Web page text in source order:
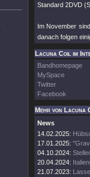
Standard 2DVD
Im November sind
danach folgen
Lacuna Coil im
Bandhomepage
MySpace
Twitter
Facebook
Mehr von Lacuna
News
14.02.2025:
17.01.2025:
04.10.2024:
20.04.2024:
21.07.2023: